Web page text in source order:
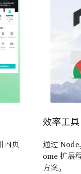
内页
效率工具
通过
ome 扩展
方案。